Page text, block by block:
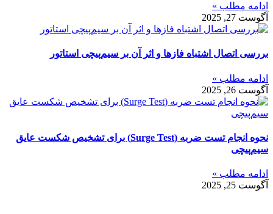
ادامه مطلب »
آگوست 27, 2025
بررسی اتصال اشتباه فازها و اثر آن بر سیم‌پیچی استاتور
ادامه مطلب »
آگوست 26, 2025
نحوه انجام تست ضربه (Surge Test) برای تشخیص شکست عایق
سیم‌پیچی
ادامه مطلب »
آگوست 25, 2025